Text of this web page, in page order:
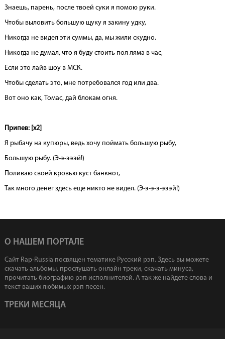
Знаешь, парень, после твоей суки я помою руки.
Чтобы выловить большую щуку я закину удку,
Никогда не видел эти суммы, да, мы жили скудно.
Никогда не думал, что я буду стоить пол ляма в час,
Если это лайв шоу в МСК.
Чтобы сделать это, мне потребовался год или два.
Вот оно как, Томас, дай блокам огня.
Припев: [х2]
Я рыбачу на купюры, ведь хочу поймать большую рыбу,
Большую рыбу. (Э-э-эээй!)
Поливаю своей кровью куст банкнот,
Так много денег здесь еще никто не видел. (Э-э-э-э-эээй!)
О НАШЕМ ПОРТАЛЕ
Сайт Rap-Russia посвящен тематике Русский рэп. Здесь вы можете
скачать альбомы, прослушать онлайн треки, скачать минуса,
прочитать биографию рэп исполнителей. А так же найдете слова и
текст ваших любимых рэп песен.
ТРЕКИ МЕСЯЦА